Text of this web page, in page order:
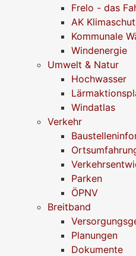
Frelo - das
AK
Kommunale
Windenergie
Umwelt & Natur
Hochwasser
Windatlas
Verkehr
Parken
ÖPNV
Breitband
Planungen
Dokumente